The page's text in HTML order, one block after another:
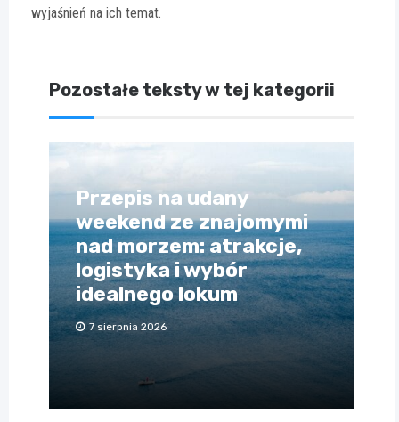
wyjaśnień na ich temat.
Pozostałe teksty w tej kategorii
Przepis na udany
weekend ze znajomymi
nad morzem: atrakcje,
logistyka i wybór
idealnego lokum
7 sierpnia 2026